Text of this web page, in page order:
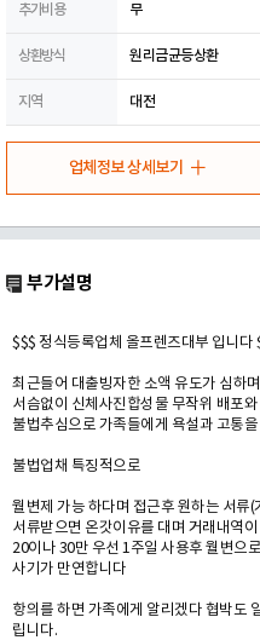
추가비용 무
상환방식 원리금균등상환
지역 대전
업체정보 상세보기
부가설명
$$$ 정식등록업체 올프렌즈대부 입니다
최근들어 대출빙자한 소액 유도가 심하며
서슴없이 신체사진합성물 무작위 배포와
불법추심으로 가족들에게 욕설과 고통
불법업채 특징적으로
월변제 가능 하다며 접근후 원하는 서류
서류받으면 온갓이유를 대며 거래내역이
20이나 30만 우선 1주일 사용후 월변으
사기가 만연합니다
항의를 하면 가족에게 알리겠다 협박도
립니다.